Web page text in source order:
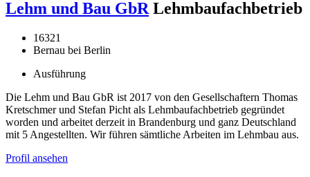
Lehm und Bau GbR Lehmbaufachbetrieb
16321
Bernau bei Berlin
Ausführung
Die Lehm und Bau GbR ist 2017 von den Gesellschaftern Thomas
Kretschmer und Stefan Picht als Lehmbaufachbetrieb gegründet
worden und arbeitet derzeit in Brandenburg und ganz Deutschland
mit 5 Angestellten. Wir führen sämtliche Arbeiten im Lehmbau aus.
Profil ansehen